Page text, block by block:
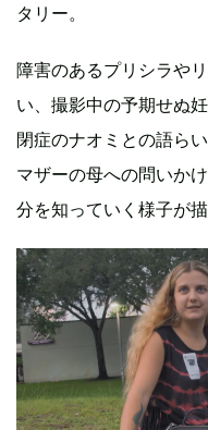
タリー。
障害のあるプリシラや
い、撮影中の予期せぬ
閉症のナオミとの語ら
マザーの母への問いか
分を知っていく様子が描